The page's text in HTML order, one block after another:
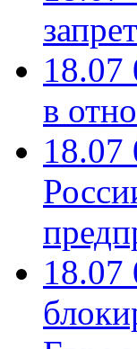
18.07
в
18.07
18.07